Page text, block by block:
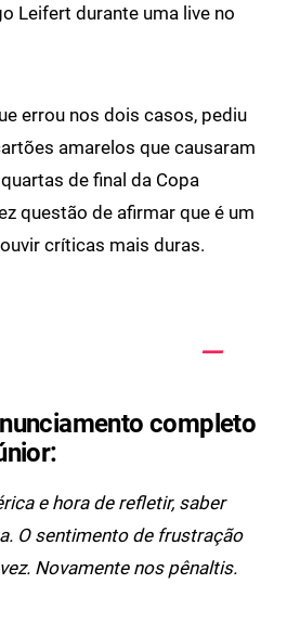
Leifert durante uma live no
errou nos dois casos, pediu
amarelos que causaram
de final da Copa
questão de afirmar que é um
críticas mais duras.
completo
e hora de refletir, saber
O sentimento de frustração
Novamente nos pênaltis.